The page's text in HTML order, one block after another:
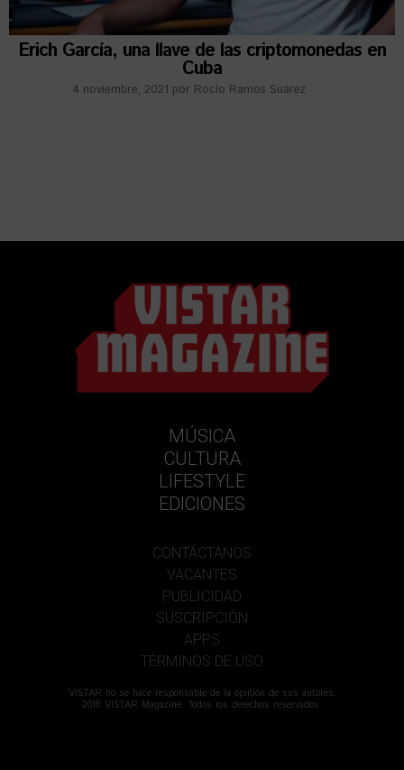
Erich García, una llave de las criptomonedas en
Cuba
4 noviembre, 2021 por Rocío Ramos Suárez
MÚSICA
CULTURA
LIFESTYLE
EDICIONES
CONTÁCTANOS
VACANTES
PUBLICIDAD
SUSCRIPCIÓN
APPS
TÉRMINOS DE USO
VISTAR no se hace responsable de la opinión de sus autores.
2018 VISTAR Magazine. Todos los derechos reservados.